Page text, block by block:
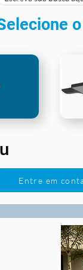
Entre em